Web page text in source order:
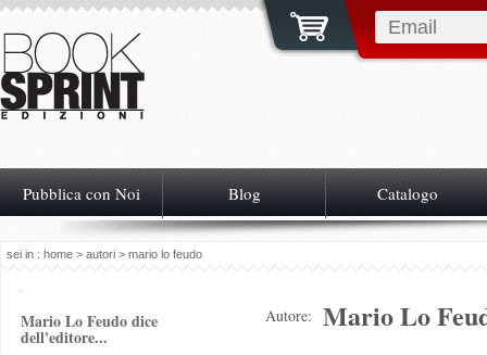
Pubblica con Noi Blog Catalogo
sei in : home > autori > mario lo feudo
Mario Lo Feudo dice
dell'editore...
Autore: Mario Lo